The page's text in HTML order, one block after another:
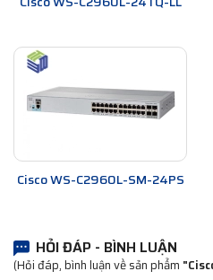
Cisco WS-C2960L-SM-24PS
HỎI ĐÁP - BÌNH LUẬN
(Hỏi đáp, bình luận về sản phẩm